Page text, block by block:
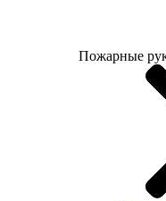
Пожарные